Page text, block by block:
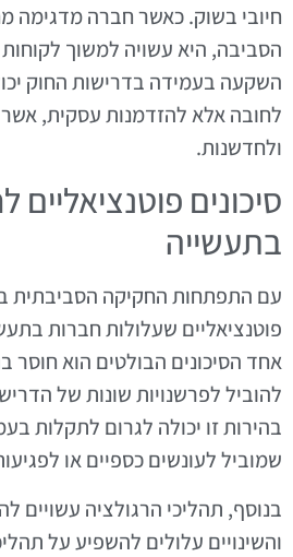
חיובי בשוק. כאשר חברה מדגימה
הסביבה, היא עשויה למשוך
השקעה בעמידה בדרישות החוק
לחובה אלא להזדמנות עסקית, אשר
ולחדשנות.
סיכונים פוטנציאליים
בתעשייה
עם התפתחות החקיקה הסביבתית
פוטנציאליים שעלולות חברות
אחד הסיכונים הבולטים הוא חוסר
להוביל לפרשנויות שונות של
בהירות זו יכולה לגרום לתקלות
שמוביל לעונשים כספיים או
בנוסף, תהליכי הרגולציה עשויים
והשינויים עלולים להשפיע על